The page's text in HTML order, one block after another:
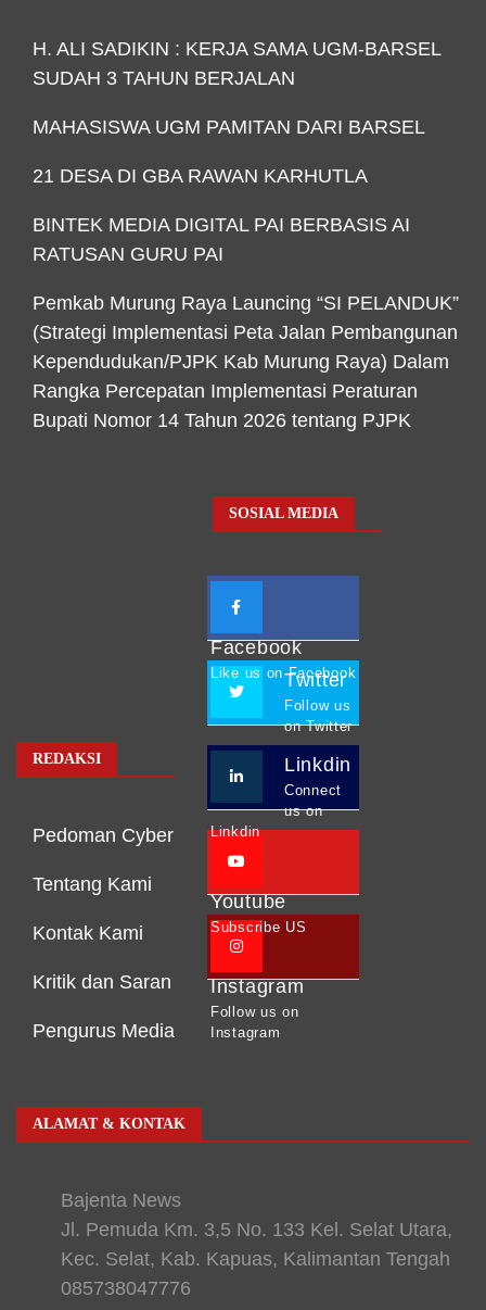
H. ALI SADIKIN : KERJA SAMA UGM-BARSEL
SUDAH 3 TAHUN BERJALAN
MAHASISWA UGM PAMITAN DARI BARSEL
21 DESA DI GBA RAWAN KARHUTLA
BINTEK MEDIA DIGITAL PAI BERBASIS AI
RATUSAN GURU PAI
Pemkab Murung Raya Launcing “SI PELANDUK”
(Strategi Implementasi Peta Jalan Pembangunan
Kependudukan/PJPK Kab Murung Raya) Dalam
Rangka Percepatan Implementasi Peraturan
Bupati Nomor 14 Tahun 2026 tentang PJPK
REDAKSI
Pedoman Cyber
Tentang Kami
Kontak Kami
Kritik dan Saran
Pengurus Media
SOSIAL MEDIA
Facebook
Like us on Facebook
Twitter
Follow us
on Twitter
Linkdin
Connect
us on
Linkdin
Youtube
Subscribe US
Instagram
Follow us on
Instagram
ALAMAT & KONTAK
Bajenta News
Jl. Pemuda Km. 3,5 No. 133 Kel. Selat Utara,
Kec. Selat, Kab. Kapuas, Kalimantan Tengah
085738047776